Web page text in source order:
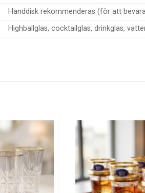
Handdisk rekommenderas (för att
Highballglas, cocktailglas, drinkglas,